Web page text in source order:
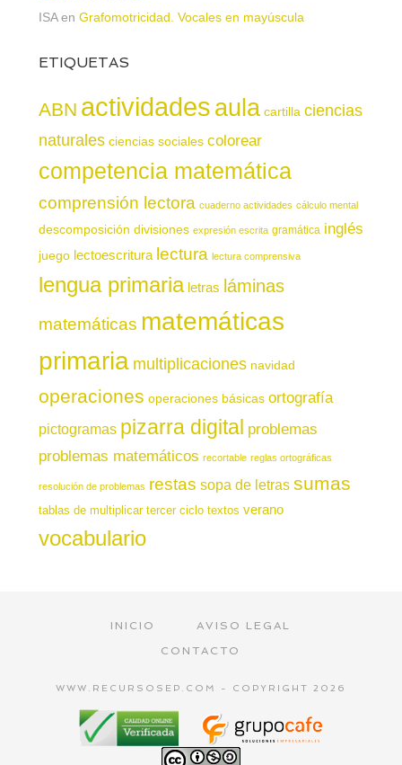
ISAen Grafomotricidad. Vocales en mayúscula
ETIQUETAS
ABN actividadesaula cartilla ciencias
naturales ciencias sociales colorear
competencia matemática
comprensión lectora cuaderno actividades cálculo mental
descomposición divisiones expresión escrita gramática inglés
juego lectoescritura lectura lectura comprensiva
lengua primaria letras láminas
matemáticas matemáticas
primaria multiplicaciones navidad
operaciones operaciones básicas ortografía
pictogramas pizarra digital problemas
problemas matemáticos recortable reglas ortográficas
resolución de problemas restas sopa de letras sumas
tablas de multiplicar tercer ciclo textos verano
vocabulario
INICIO
AVISO LEGAL
CONTACTO
WWW.RECURSOSEP.COM - COPYRIGHT 2026